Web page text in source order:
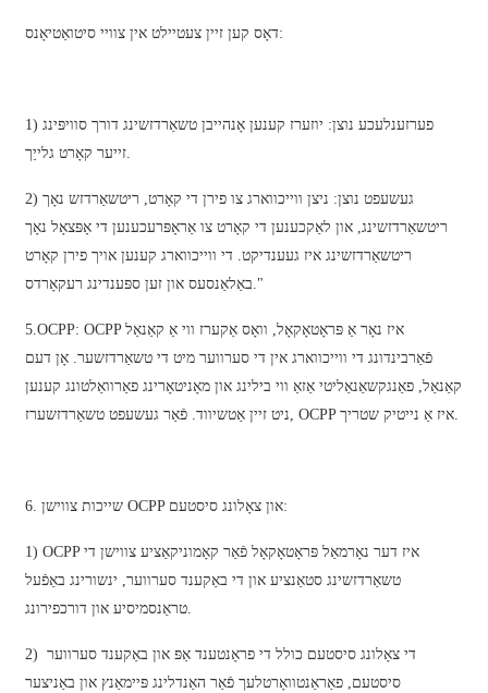
ਪੰਜਾਬੀ
മലയാളം
Беларуская
मराठी
ಕನ್ನಡ
ગુજરાતી
bahasa Indonesia
فارسی
דאָס קען זיין צעטיילט אין צוויי סיטואַטיאָנס:
1) פערזענלעכע נוצן: יוזערז קענען אָנהייבן טשאַרדזשינג דורך סוויפּינג
זייער קאָרט גלייַך.
2) געשעפט נוצן: ניצן ווייכווארג צו פירן די קאָרט, ריטשאַרדזש נאָך
ריטשאַרדזשינג, און לאַקכענען די קאָרט צו אַראָפּרעכענען די אָפּצאָל נאָך
ריטשאַרדזשינג איז געענדיקט. די ווייכווארג קענען אויך פירן קאָרט
באַלאַנסעס און זען ספּענדינג רעקאָרדס."
5.OCPP: OCPP איז נאָר אַ פּראָטאָקאָל, וואָס אַקערז ווי אַ קאַנאַל
פֿאַרבינדונג די ווייכווארג אין די סערווער מיט די טשאַרדזשער. אָן דעם
קאַנאַל, פאַנגקשאַנאַליטי אַזאַ ווי בילינג און מאָניטאָרינג פאַרוואַלטונג קענען
ניט זיין אַטשיווד. פֿאַר געשעפט טשאַרדזשערז, OCPP איז אַ נייטיק שטריך.
6. שייכות צווישן OCPP און צאָלונג סיסטעם:
1) OCPP איז דער נאָרמאַל פּראָטאָקאָל פֿאַר קאָמוניקאַציע צווישן די
טשאַרדזשינג סטאַנציע און די באַקענד סערווער, ינשורינג באַפֿעל
טראַנסמיסיע און דורכפירונג.
2) די צאָלונג סיסטעם כולל די פראָנטענד אַפּ און באַקענד סערווער
סיסטעם, פאַראַנטוואָרטלעך פֿאַר האַנדלינג פּיימאַנץ און באַניצער